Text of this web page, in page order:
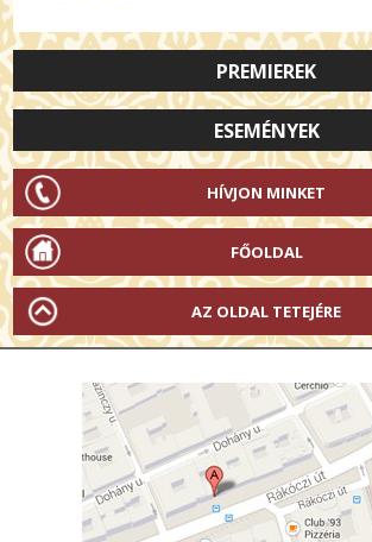
PREMIEREK
ESEMÉNYEK
HÍVJON MINKET
FŐOLDAL
AZ OLDAL TETEJÉRE